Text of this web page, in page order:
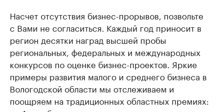
Насчет отсутствия бизнес-прорывов, позвольте
с Вами не согласиться. Каждый год приносит в
регион десятки наград высшей пробы
региональных, федеральных и международных
конкурсов по оценке бизнес-проектов. Яркие
примеры развития малого и среднего бизнеса в
Вологодской области мы отслеживаем и
поощряем на традиционных областных премиях: